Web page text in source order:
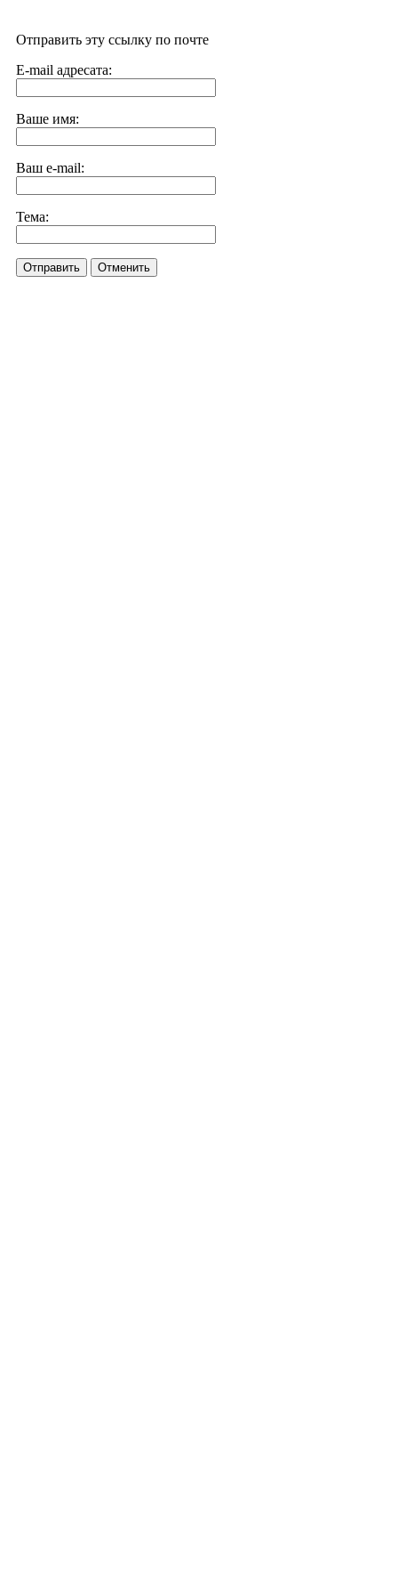
Отправить эту ссылку по почте
E-mail адресата:
Ваше имя:
Ваш e-mail:
Тема:
Отправить Отменить